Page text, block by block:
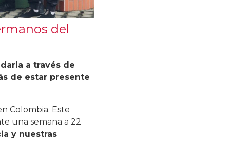
del
a través de
de estar presente
Colombia. Este
una semana a 22
y nuestras